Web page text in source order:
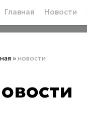
Главная Новости
»новости